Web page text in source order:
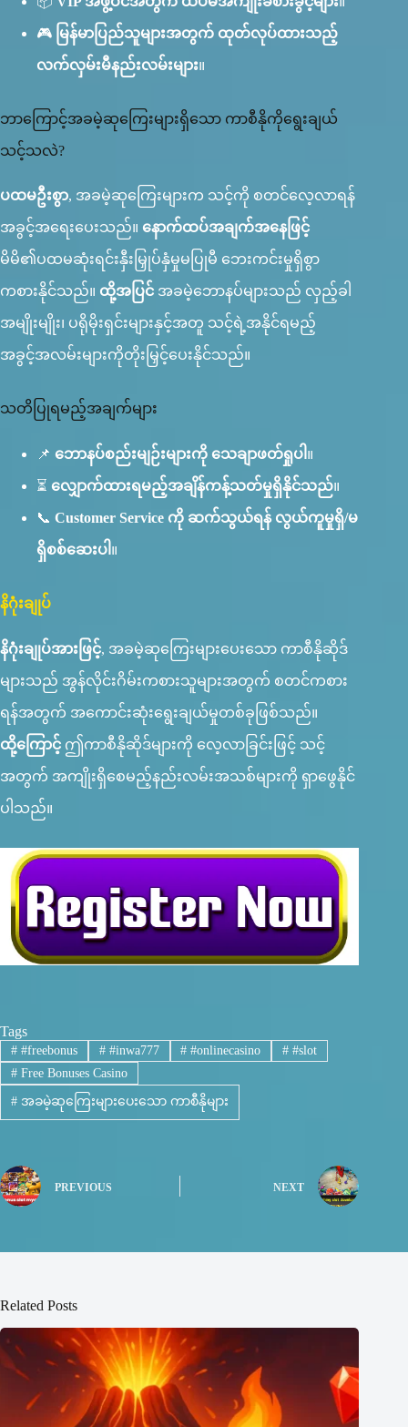
🎮 မြန်မာပြည်သူများအတွက် ထုတ်လုပ်ထားသည့်
လက်လှမ်းမီနည်းလမ်းများ။
ဘာကြောင့်အခမဲ့ဆုကြေးများရှိသော ကာစီနိုကိုရွေးချယ်
သင့်သလဲ?
ပထမဦးစွာ, အခမဲ့ဆုကြေးများက သင့်ကို စတင်လေ့လာရန်
အခွင့်အရေးပေးသည်။ နောက်ထပ်အချက်အနေဖြင့်
မိမိ၏ပထမဆုံးရင်းနှီးမြှုပ်နှံမှုမပြုမီ ဘေးကင်းမှုရှိစွာ
ကစားနိုင်သည်။ ထို့အပြင် အခမဲ့ဘောနပ်များသည် လှည့်ခါ
အမျိုးမျိုး၊ ပရိုမိုးရှင်းများနှင့်အတူ သင့်ရဲ့အနိုင်ရမည့်
အခွင့်အလမ်းများကိုတိုးမြှင့်ပေးနိုင်သည်။
သတိပြုရမည့်အချက်များ
📌 ဘောနပ်စည်းမျဉ်းများကို သေချာဖတ်ရှုပါ ။
⏳ လျှောက်ထားရမည့်အချိန်ကန့်သတ်မှုရှိနိုင်သည်။
📞 Customer Service ကို ဆက်သွယ်ရန် လွယ်ကူမှုရှိ/မ
ရှိစစ်ဆေးပါ ။
နိဂုံးချုပ်
နိဂုံးချုပ်အားဖြင့်, အခမဲ့ဆုကြေးများပေးသော ကာစီနိုဆိုဒ်
များသည် အွန်လိုင်းဂိမ်းကစားသူများအတွက် စတင်ကစား
ရန်အတွက် အကောင်းဆုံးရွေးချယ်မှုတစ်ခုဖြစ်သည်။
ထို့ကြောင့် ဤကာစီနိုဆိုဒ်များကို လေ့လာခြင်းဖြင့် သင့်
အတွက် အကျိုးရှိစေမည့်နည်းလမ်းအသစ်များကို ရှာဖွေနိုင်
ပါသည်။
Tags
##freebonus ##inwa777 # #onlinecasino # #slot
#Free Bonuses Casino
#အခမဲ့ဆုကြေးများပေးသော ကာစီနိုများ
PREVIOUS NEXT
Related Posts